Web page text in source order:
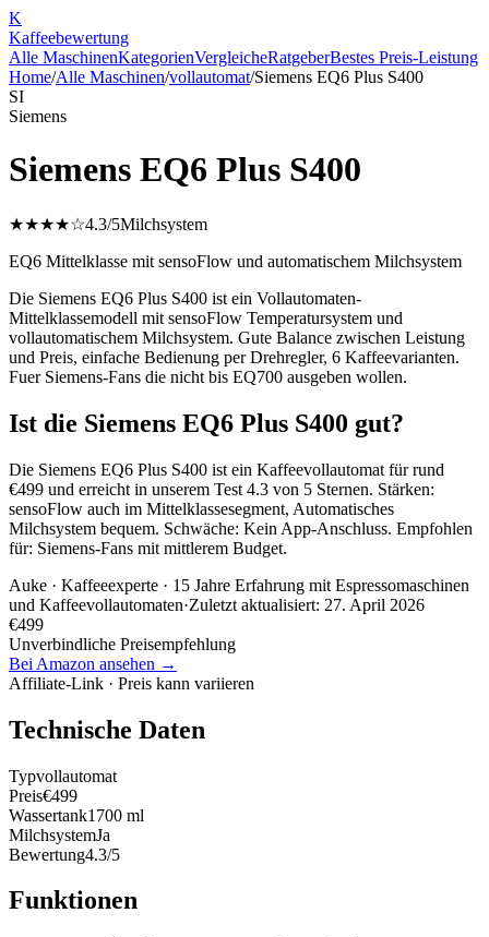
K
Kaffeebewertung
Alle MaschinenKategorienVergleicheRatgeberBestes Preis-Leistung
Home/Alle Maschinen/vollautomat/Siemens EQ6 Plus S400
SI
Siemens
Siemens EQ6 Plus S400
★★★★☆4.3/5Milchsystem
EQ6 Mittelklasse mit sensoFlow und automatischem Milchsystem
Die Siemens EQ6 Plus S400 ist ein Vollautomaten-
Mittelklassemodell mit sensoFlow Temperatursystem und
vollautomatischem Milchsystem. Gute Balance zwischen Leistung
und Preis, einfache Bedienung per Drehregler, 6 Kaffeevarianten.
Fuer Siemens-Fans die nicht bis EQ700 ausgeben wollen.
Ist die Siemens EQ6 Plus S400 gut?
Die Siemens EQ6 Plus S400 ist ein Kaffeevollautomat für rund
€499 und erreicht in unserem Test 4.3 von 5 Sternen. Stärken:
sensoFlow auch im Mittelklassesegment, Automatisches
Milchsystem bequem. Schwäche: Kein App-Anschluss. Empfohlen
für: Siemens-Fans mit mittlerem Budget.
Auke · Kaffeeexperte · 15 Jahre Erfahrung mit Espressomaschinen
und Kaffeevollautomaten·Zuletzt aktualisiert: 27. April 2026
€499
Unverbindliche Preisempfehlung
Bei Amazon ansehen →
Affiliate-Link · Preis kann variieren
Technische Daten
Typvollautomat
Preis€499
Wassertank1700 ml
MilchsystemJa
Bewertung4.3/5
Funktionen